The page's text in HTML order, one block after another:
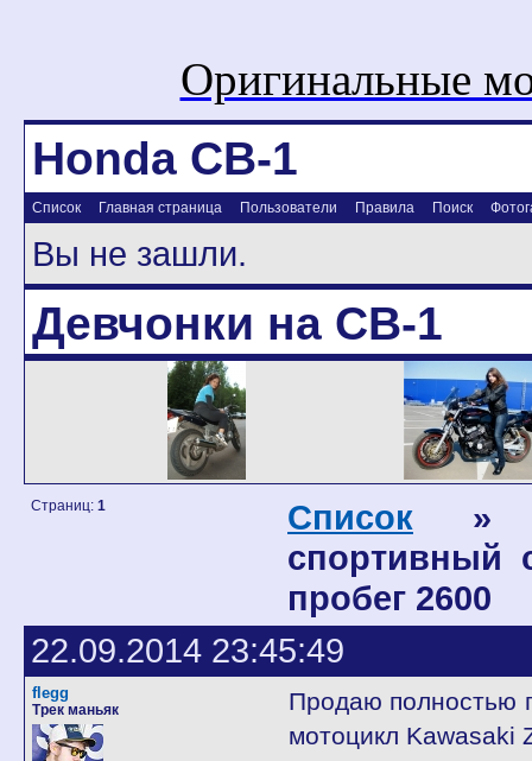
Оригинальные
Honda CB-1
Список Главная страница Пользователи Правила Поиск
Вы не зашли.
Девчонки на CB-1
Страниц: 1 Список
спортивный
пробег 2600
22.09.2014 23:45:49
flegg
Трек маньяк
Продаю полностью
мотоцикл Kawasaki